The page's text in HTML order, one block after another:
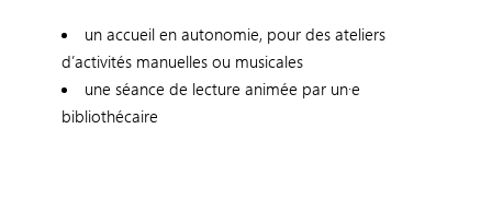
un accueil en autonomie, pour des ateliers
d’activités manuelles ou musicales
une séance de lecture animée par un·e
bibliothécaire